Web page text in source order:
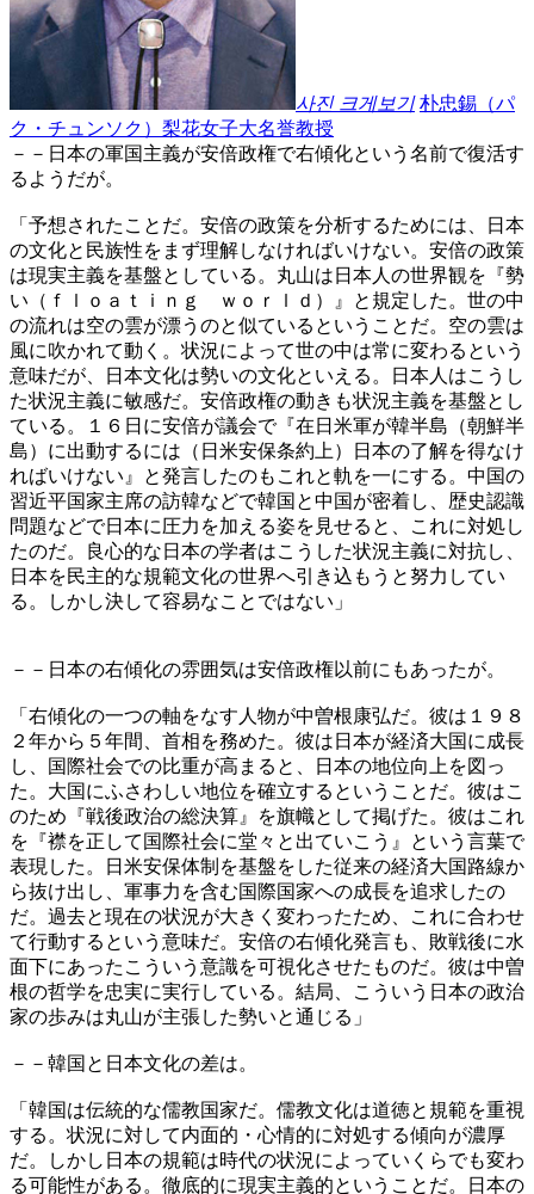
사진 크게보기 朴忠錫（パ
ク・チュンソク）梨花女子大名誉教授
－－日本の軍国主義が安倍政権で右傾化という名前で復活す
るようだが。
「予想されたことだ。安倍の政策を分析するためには、日本
の文化と民族性をまず理解しなければいけない。安倍の政策
は現実主義を基盤としている。丸山は日本人の世界観を『勢
い（ｆｌｏａｔｉｎｇ ｗｏｒｌｄ）』と規定した。世の中
の流れは空の雲が漂うのと似ているということだ。空の雲は
風に吹かれて動く。状況によって世の中は常に変わるという
意味だが、日本文化は勢いの文化といえる。日本人はこうし
た状況主義に敏感だ。安倍政権の動きも状況主義を基盤とし
ている。１６日に安倍が議会で『在日米軍が韓半島（朝鮮半
島）に出動するには（日米安保条約上）日本の了解を得なけ
ればいけない』と発言したのもこれと軌を一にする。中国の
習近平国家主席の訪韓などで韓国と中国が密着し、歴史認識
問題などで日本に圧力を加える姿を見せると、これに対処し
たのだ。良心的な日本の学者はこうした状況主義に対抗し、
日本を民主的な規範文化の世界へ引き込もうと努力してい
る。しかし決して容易なことではない」
－－日本の右傾化の雰囲気は安倍政権以前にもあったが。
「右傾化の一つの軸をなす人物が中曽根康弘だ。彼は１９８
２年から５年間、首相を務めた。彼は日本が経済大国に成長
し、国際社会での比重が高まると、日本の地位向上を図っ
た。大国にふさわしい地位を確立するということだ。彼はこ
のため『戦後政治の総決算』を旗幟として掲げた。彼はこれ
を『襟を正して国際社会に堂々と出ていこう』という言葉で
表現した。日米安保体制を基盤をした従来の経済大国路線か
ら抜け出し、軍事力を含む国際国家への成長を追求したの
だ。過去と現在の状況が大きく変わったため、これに合わせ
て行動するという意味だ。安倍の右傾化発言も、敗戦後に水
面下にあったこういう意識を可視化させたものだ。彼は中曽
根の哲学を忠実に実行している。結局、こういう日本の政治
家の歩みは丸山が主張した勢いと通じる」
－－韓国と日本文化の差は。
「韓国は伝統的な儒教国家だ。儒教文化は道徳と規範を重視
する。状況に対して内面的・心情的に対処する傾向が濃厚
だ。しかし日本の規範は時代の状況によっていくらでも変わ
る可能性がある。徹底的に現実主義的ということだ。日本の